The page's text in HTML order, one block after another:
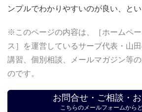
ンプルでわかりやすいのが良い、とい
※このページの内容は、［ホームペ
ス］を運営しているサーブ代表・山
講習、個別相談、メールマガジン等
のです。
お問合せ・ご相談・
こちらのメールフォームから